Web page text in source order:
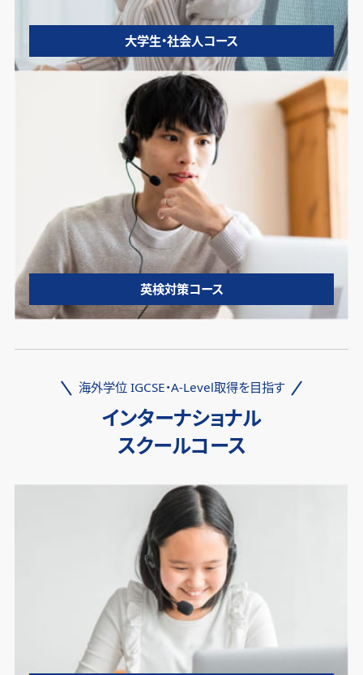
大学生・社会人コース
英検対策コース
海外学位 IGCSE・A-Level取得を目指す
インターナショナル
スクールコース